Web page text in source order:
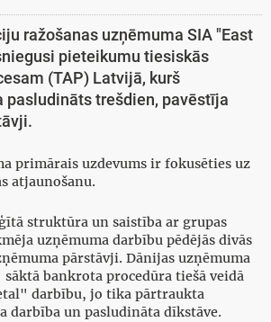
ražošanas uzņēmuma SIA "East
pieteikumu tiesiskās
(TAP) Latvijā, kurš
pasludināts trešdien, pavēstīja
primārais uzdevums ir fokusēties uz
atjaunošanu.
struktūra un saistība ar grupas
uzņēmuma darbību pēdējās divās
pārstāvji. Dānijas uzņēmuma
bankrota procedūra tiešā veidā
darbību, jo tika pārtraukta
darbība un pasludināta dīkstāve.